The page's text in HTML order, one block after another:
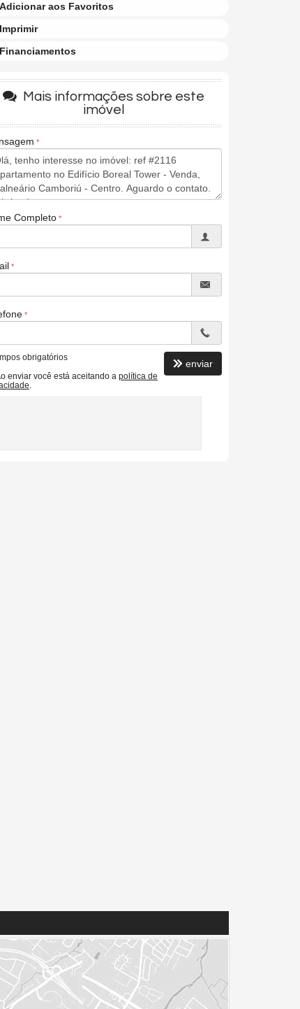
Adicionar aos Favoritos
Imprimir
Financiamentos
Mais informações sobre este
imóvel
Completo
obrigatórios
enviar você está aceitando a política de
enviar